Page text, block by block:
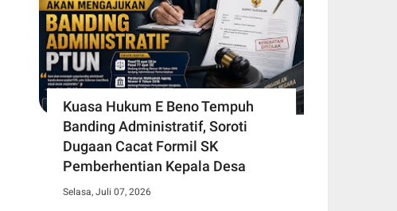
Kuasa Hukum E Beno Tempuh
Banding Administratif, Soroti
Dugaan Cacat Formil SK
Pemberhentian Kepala Desa
Selasa, Juli 07, 2026